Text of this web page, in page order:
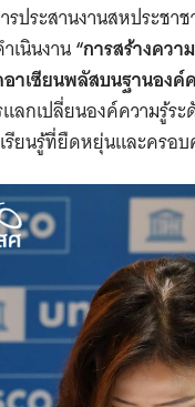
ประสานงานสหประชา
เนินงาน“การสร้างควา
เซียนพลัสบนฐานองค์
ลกเปลี่ยนองค์ความรู้
เรียนรู้ที่ยืดหยุ่นและคร